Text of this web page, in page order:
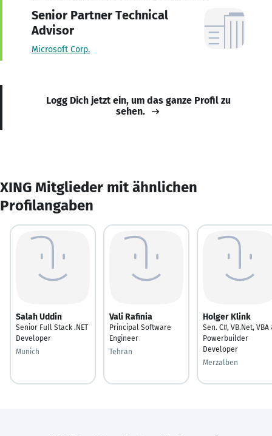
Senior Partner Technical
Advisor
Microsoft Corp.
Logg Dich jetzt ein, um das ganze Profil zu
sehen.
XING Mitglieder mit ähnlichen
Profilangaben
Salah Uddin
Senior Full Stack .NET
Developer
Munich
Vali Rafinia
Principal Software
Engineer
Tehran
Holger Klink
Sen. C#, VB.Net, VBA
Powerbuilder
Developer
Merzalben